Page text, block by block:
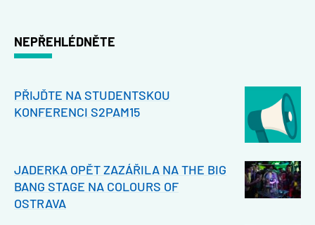
NEPŘEHLÉDNĚTE
PŘIJĎTE NA STUDENTSKOU
KONFERENCI S2PAM15
JADERKA OPĚT ZAZÁŘILA NA THE BIG
BANG STAGE NA COLOURS OF
OSTRAVA